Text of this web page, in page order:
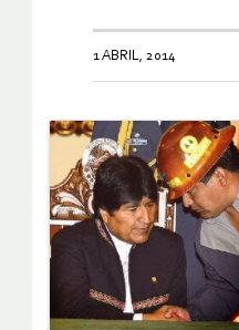
1 ABRIL, 2014